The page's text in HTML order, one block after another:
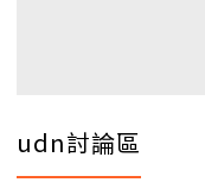
udn討論區